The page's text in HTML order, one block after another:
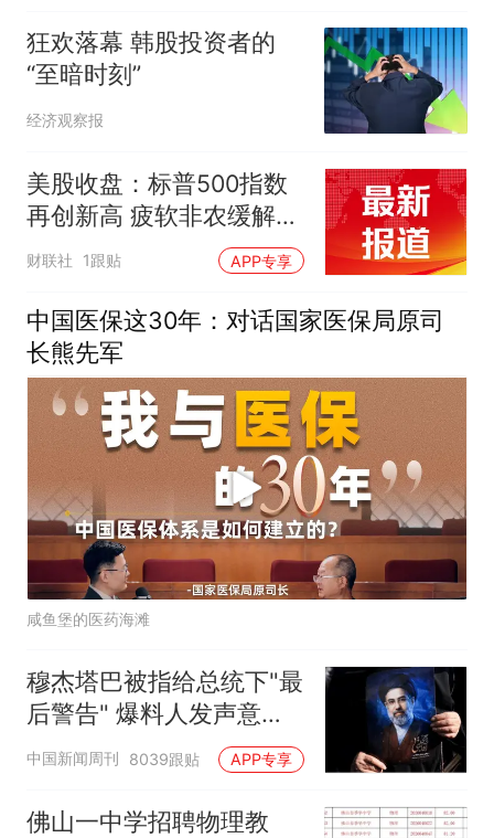
狂欢落幕 韩股投资者的
“至暗时刻”
经济观察报
美股收盘：标普500指数
再创新高 疲软非农缓解加
息担忧
财联社 1跟贴 APP专享
中国医保这30年：对话国家医保局原司
长熊先军
咸鱼堡的医药海滩
穆杰塔巴被指给总统下"最
后警告" 爆料人发声意味
深长
中国新闻周刊 8039跟贴 APP专享
佛山一中学招聘物理教